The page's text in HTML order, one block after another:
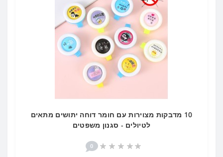
10 מדבקות מצוירות עם חומר דוחה יתושים מתאים
לטיולים - סגנון משפטים
0